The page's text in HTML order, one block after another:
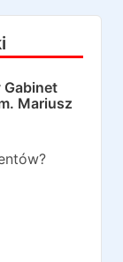
Gabinet
Mariusz